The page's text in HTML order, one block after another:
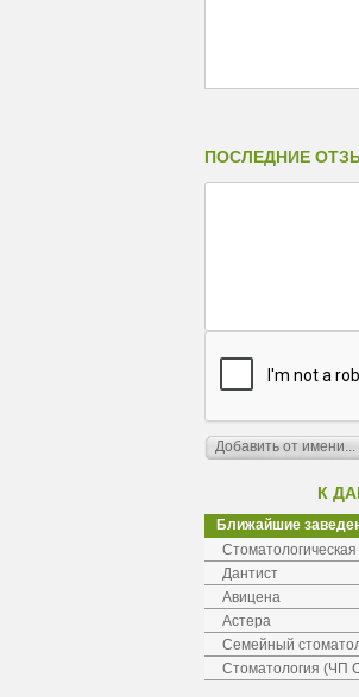
ПОСЛЕДНИЕ
К
Ближайшие
Дантист
Авицена
Астера
Семейный
Стоматология (ЧП